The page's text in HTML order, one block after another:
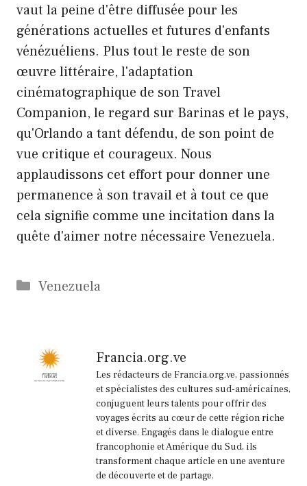
vaut la peine d'être diffusée pour les
générations actuelles et futures d'enfants
vénézuéliens. Plus tout le reste de son
œuvre littéraire, l'adaptation
cinématographique de son Travel
Companion, le regard sur Barinas et le pays,
qu'Orlando a tant défendu, de son point de
vue critique et courageux. Nous
applaudissons cet effort pour donner une
permanence à son travail et à tout ce que
cela signifie comme une incitation dans la
quête d'aimer notre nécessaire Venezuela.
Catégories
Venezuela
Francia.org.ve
Les rédacteurs de Francia.org.ve, passionnés
et spécialistes des cultures sud-américaines,
conjuguent leurs talents pour offrir des
voyages écrits au cœur de cette région riche
et diverse. Engagés dans le dialogue entre
francophonie et Amérique du Sud, ils
transforment chaque article en une aventure
de découverte et de partage.